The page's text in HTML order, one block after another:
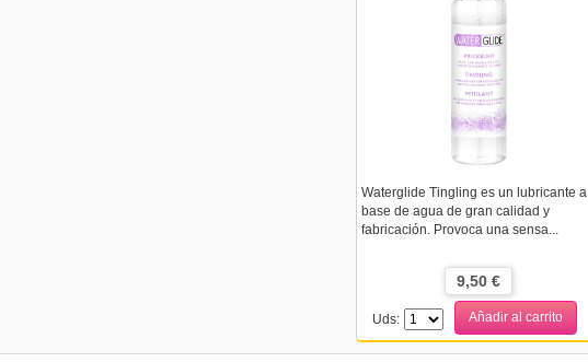
Waterglide Tingling es un lubricante a
base de agua de gran calidad y
fabricación. Provoca una sensa...
9,50 €
Uds: Añadir al carrito